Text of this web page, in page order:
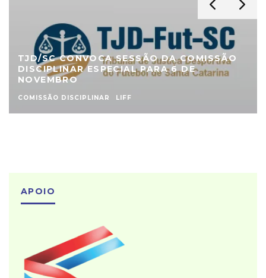
TJD/SC CONVOCA SESSÃO DA COMISSÃO
DISCIPLINAR ESPECIAL PARA 6 DE
NOVEMBRO
COMISSÃO DISCIPLINAR LIFF
APOIO